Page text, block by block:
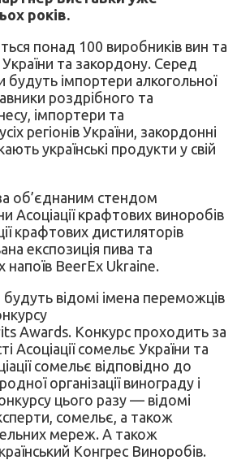
років.
понад 100 виробників вин та
України та закордону. Серед
будуть імпортери алкогольної
роздрібного та
імпортери та
регіонів України, закордонні
українські продукти у свій
об’єднаним стендом
Асоціації крафтових виноробів
крафтових дистиляторів
експозиція пива та
напоїв BeerEx Ukraine.
будуть відомі імена переможців
Awards. Конкурс проходить за
Асоціації сомельє України та
сомельє відповідно до
організації винограду і
цього разу — відомі
сомельє, а також
мереж. А також
Конгрес Виноробів.